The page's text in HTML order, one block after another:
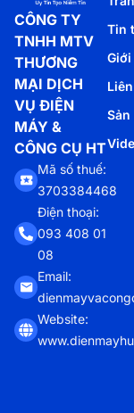
CÔNG TY
TNHH MTV
THƯƠNG
MẠI DỊCH
VỤ ĐIỆN
MÁY &
CÔNG CỤ HT
Mã số thuế:
3703384468
Điện thoại:
093 408 01
08
Email:
Website:
Tin
Sản